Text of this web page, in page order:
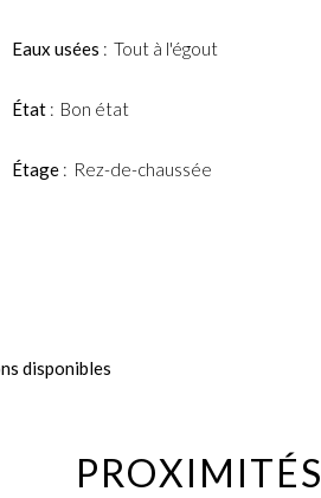
Eaux usées Tout à l'égout
État Bon état
Étage Rez-de-chaussée
disponibles
PROXIMITÉS